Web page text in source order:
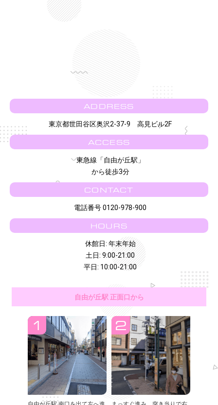
ADDRESS
東京都世田谷区奥沢2-37-9 高見ビル2F
ACCESS
東急線「自由が丘駅」
から徒歩3分
CONTACT
電話番号 0120-978-900
HOURS
休館日: 年末年始
土日: 9:00-21:00
平日: 10:00-21:00
自由が丘駅 正面口から